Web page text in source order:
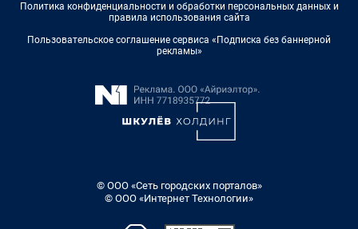
Политика конфиденциальности и обработки персональных данных и
правила использования сайта
Пользовательское соглашение сервиса «Подписка без баннерной
рекламы»
© ООО «Сеть городских порталов»
© ООО «Интернет Технологии»